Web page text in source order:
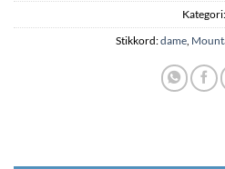
Kategori:
Stikkord:dame,